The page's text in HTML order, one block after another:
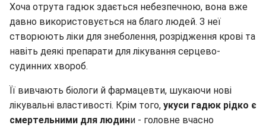
Хоча отрута гадюк здається небезпечною, вона вже
давно використовується на благо людей. З неї
створюють ліки для знеболення, розрідження крові та
навіть деякі препарати для лікування серцево-
судинних хвороб.
Її вивчають біологи й фармацевти, шукаючи нові
лікувальні властивості. Крім того, укуси гадюк рідко є
смертельними для людини - головне вчасно